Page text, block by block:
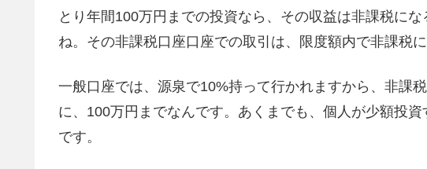
とり年間100万円までの投資なら、その収益は非課税に
ね。その非課税口座口座での取引は、限度額内で非課税に
一般口座では、源泉で10%持って行かれますから、非課
に、100万円までなんです。あくまでも、個人が少額投
です。